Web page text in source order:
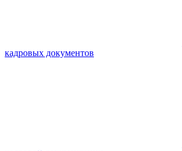
кадровых документов